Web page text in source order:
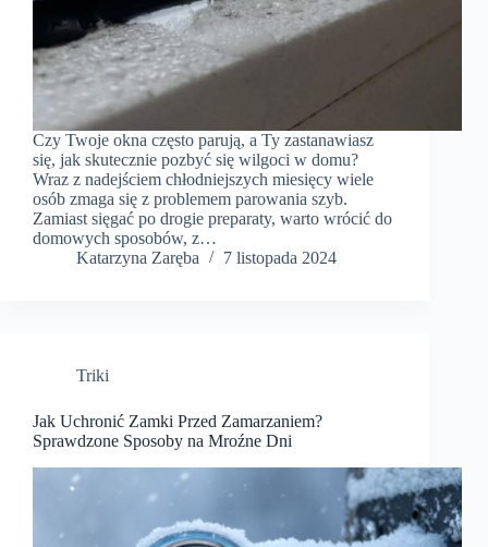
Czy Twoje okna często parują, a Ty zastanawiasz
się, jak skutecznie pozbyć się wilgoci w domu?
Wraz z nadejściem chłodniejszych miesięcy wiele
osób zmaga się z problemem parowania szyb.
Zamiast sięgać po drogie preparaty, warto wrócić do
domowych sposobów, z…
Katarzyna Zaręba
7 listopada 2024
Triki
Jak Uchronić Zamki Przed Zamarzaniem?
Sprawdzone Sposoby na Mroźne Dni